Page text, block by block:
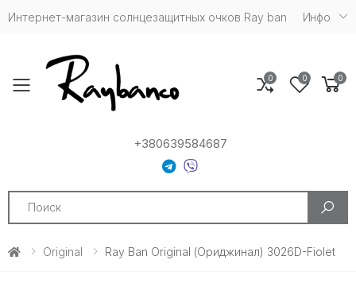
Интернет-магазин солнцезащитных очков Ray ban Инфо
Toggle mobile menu
+380639584687
Search
0 0 0
Original Ray Ban Original (Ориджинал) 3026D-Fiolet